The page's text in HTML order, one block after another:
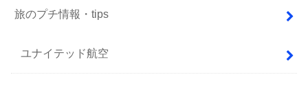
旅のプチ情報・tips
ユナイテッド航空